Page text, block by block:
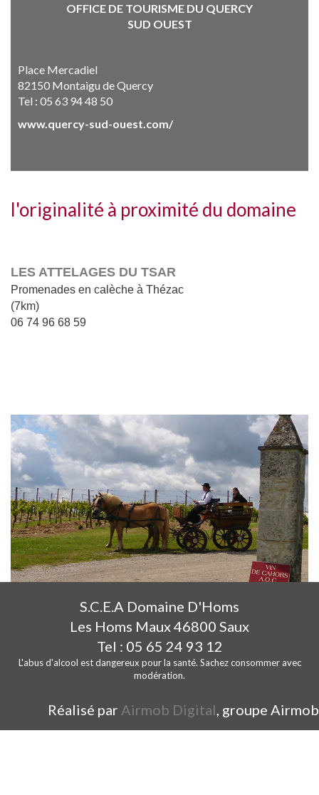
OFFICE DE TOURISME DU QUERCY
SUD OUEST
Place Mercadiel
82150 Montaigu de Quercy
Tel : 05 63 94 48 50
www.quercy-sud-ouest.com/
l'originalité à proximité du domaine
LES ATTELAGES DU TSAR
Promenades en calèche à Thézac
(7km)
06 74 96 68 59
S.C.E.A Domaine D'Homs
Les Homs Maux 46800 Saux
Tel : 05 65 24 93 12
L'abus d'alcool est dangereux pour la santé. Sachez consommer avec
modération.
Réalisé par Airmob Digital, groupe Airmob